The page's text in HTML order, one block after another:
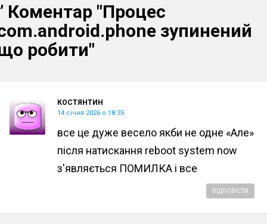
Коментар "Процес
зупинений
робити"
КОСТЯНТИН
14 січня 2026 о 18:35
все це дуже весело якби не одне «Але»
після натискання reboot system now
з'являється ПОМИЛКА і все
ВІДПОВІСТИ